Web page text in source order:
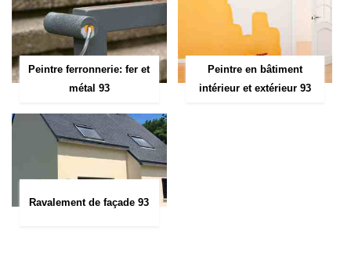
Peintre ferronnerie: fer et
métal 93
Peintre en bâtiment
intérieur et extérieur 93
Ravalement de façade 93